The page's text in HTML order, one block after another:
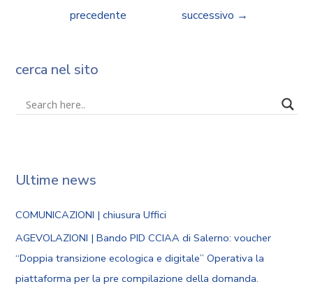
precedente
successivo →
cerca nel sito
Ultime news
COMUNICAZIONI | chiusura Uffici
AGEVOLAZIONI | Bando PID CCIAA di Salerno: voucher
“Doppia transizione ecologica e digitale” Operativa la
piattaforma per la pre compilazione della domanda.